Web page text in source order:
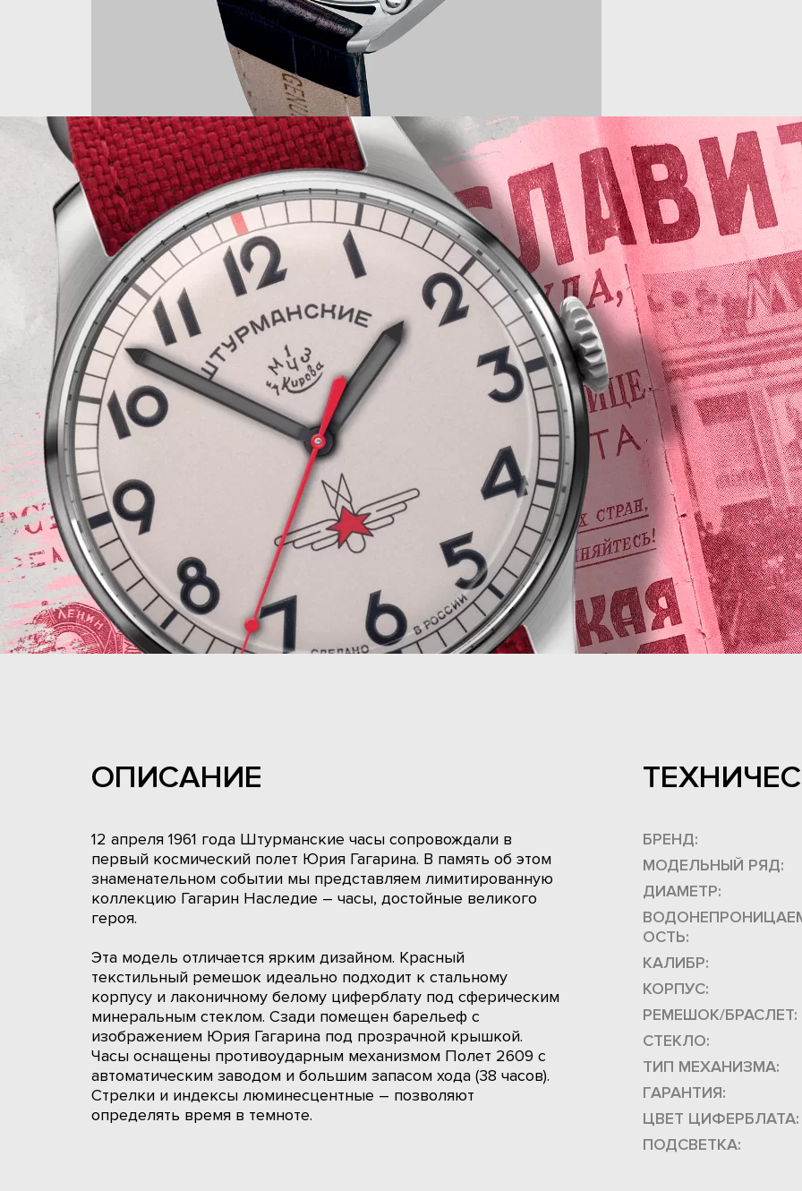
ОПИСАНИЕ
12 апреля 1961 года Штурманские часы сопровождали в
первый космический полет Юрия Гагарина. В память об этом
знаменательном событии мы представляем лимитированную
коллекцию Гагарин Наследие – часы, достойные великого
героя.
Эта модель отличается ярким дизайном. Красный
текстильный ремешок идеально подходит к стальному
корпусу и лаконичному белому циферблату под сферическим
минеральным стеклом. Сзади помещен барельеф с
изображением Юрия Гагарина под прозрачной крышкой.
Часы оснащены противоударным механизмом Полет 2609 с
автоматическим заводом и большим запасом хода (38 часов).
Стрелки и индексы люминесцентные – позволяют
определять время в темноте.
БРЕНД:
МОДЕЛЬНЫЙ РЯД:
ДИАМЕТР:
ОСТЬ:
КАЛИБР:
КОРПУС:
РЕМЕШОК/БРАСЛЕТ:
СТЕКЛО:
ТИП МЕХАНИЗМА:
ГАРАНТИЯ:
ЦВЕТ ЦИФЕРБЛАТА:
ПОДСВЕТКА: